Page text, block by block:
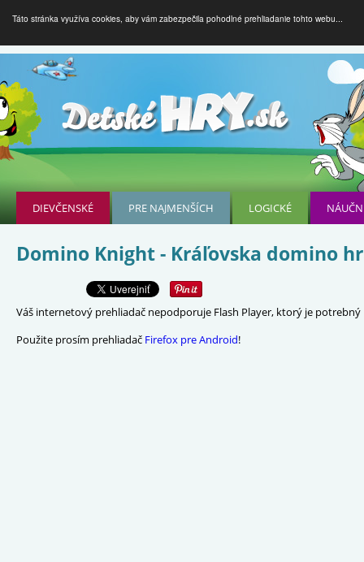
Táto stránka využíva cookies, aby vám zabezpečila pohodlné prehliadanie tohto webu...
DIEVČENSKÉ PRE NAJMENŠÍCH LOGICKÉ
Domino Knight - Kráľovska domino
Váš internetový prehliadač nepodporuje Flash Player, ktorý je
Použite prosím prehliadač Firefox pre Android!